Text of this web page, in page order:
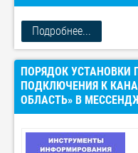
Подробнее...
ПОРЯДОК УСТАНОВКИ
ПОДКЛЮЧЕНИЯ К
ОБЛАСТЬ» В